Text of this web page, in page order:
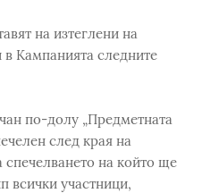
на изтеглени на
Кампанията следните
по-долу „Предметната
след края на
на който ще
всички участници,